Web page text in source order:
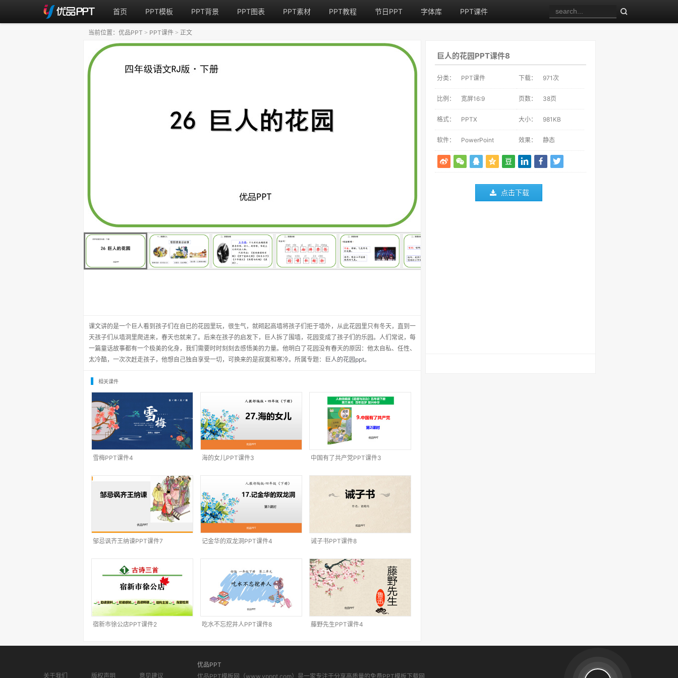
首页 PPT模板 PPT背景 PPT图表 PPT素材 PPT教程 节日PPT 字体库 PPT课件
巨人的花园PPT课件8
分类： PPT课件 下载： 971次
比例： 宽屏16:9 页数： 38页
格式： PPTX 大小： 981KB
软件： PowerPoint 效果： 静态
点击下载
课文讲的是一个巨人看到孩子们在自已的花园里玩，很生气，就砌起高墙将孩子们拒于墙外，从此花园里只有冬天，直到一
天孩子们从墙洞里爬进来，春天也就来了。后来在孩子的启发下，巨人拆了围墙，花园变成了孩子们的乐园。人们常说，每
一篇童话故事都有一个极美的化身，我们需要时时刻刻去感悟美的力量。他明白了花园没有春天的原因：他太自私、任性、
太冷酷，一次次赶走孩子，他想自己独自享受一切，可换来的是寂寞和寒冷。所属专题：
巨人的花园ppt。
当前位置： 优品PPT > PPT课件 > 正文
相关课件
雪梅PPT课件4 海的女儿PPT课件3 中国有了共产党PPT课件3
邹忌讽齐王纳谏PPT课件7 记金华的双龙洞PPT课件4 诫子书PPT课件8
宿新市徐公店PPT课件2 吃水不忘挖井人PPT课件8 藤野先生PPT课件4
关于我们 版权声明 意见建议
优品PPT
优品PPT模板网（www.ypppt.com）是一家专注于分享高质量的免费PPT模板下载网